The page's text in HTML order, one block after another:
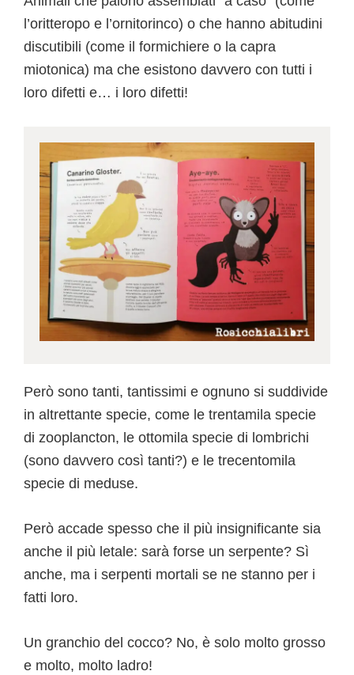
l’oritteropo e l’ornitorinco) o che hanno abitudini
discutibili (come il formichiere o la capra
miotonica) ma che esistono davvero con tutti i
loro difetti e… i loro difetti!
Però sono tanti, tantissimi e ognuno si suddivide
in altrettante specie, come le trentamila specie
di zooplancton, le ottomila specie di lombrichi
(sono davvero così tanti?) e le trecentomila
specie di meduse.
Però accade spesso che il più insignificante sia
anche il più letale: sarà forse un serpente? Sì
anche, ma i serpenti mortali se ne stanno per i
fatti loro.
Un granchio del cocco? No, è solo molto grosso
e molto, molto ladro!